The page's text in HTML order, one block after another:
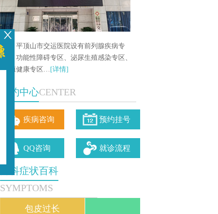
平顶山市交运医院设有前列腺疾病专
区、功能性障碍专区、泌尿生殖感染专区、
生殖健康专区… [详情]
预约中心CENTER
疾病咨询 预约挂号
QQ咨询 就诊流程
男科症状百科
SYMPTOMS
包皮过长